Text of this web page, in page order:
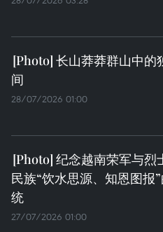
长山莽莽群山中的
间
28/07/2026 01:00
纪念越南荣军与烈
民族“饮水思源、知恩图报
统
27/07/2026 01:00